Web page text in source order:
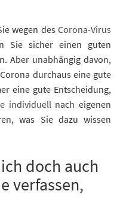
wegen desCorona-Virus
Sie sicher einen guten
Aber unabhängig davon,
durchaus eine gute
eine gute Entscheidung,
individuell nach eigenen
was Sie dazu wissen
doch auch
verfassen,